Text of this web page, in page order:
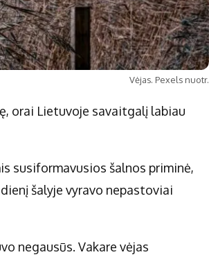
Vėjas. Pexels nuotr.
orai Lietuvoje savaitgalį labiau
susiformavusios šalnos priminė,
šalyje vyravo nepastoviai
negausūs. Vakare vėjas